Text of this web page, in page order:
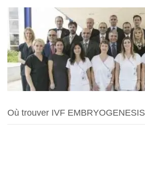
Où trouver IVF EMBRYOGENESIS